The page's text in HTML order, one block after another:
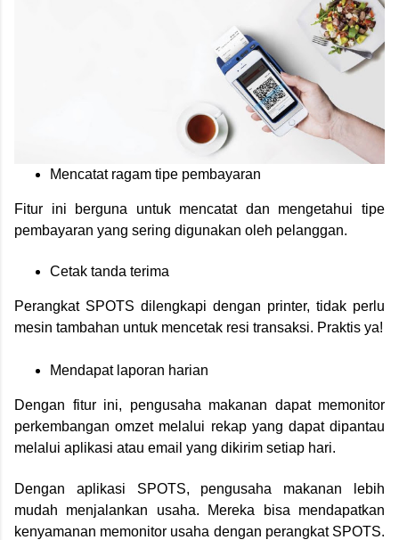
Mencatat ragam tipe pembayaran
Fitur ini berguna untuk mencatat dan mengetahui tipe
pembayaran yang sering digunakan oleh pelanggan.
Cetak tanda terima
Perangkat SPOTS dilengkapi dengan printer, tidak perlu
mesin tambahan untuk mencetak resi transaksi. Praktis ya!
Mendapat laporan harian
Dengan fitur ini, pengusaha makanan dapat memonitor
perkembangan omzet melalui rekap yang dapat dipantau
melalui aplikasi atau email yang dikirim setiap hari.
Dengan aplikasi SPOTS, pengusaha makanan lebih
mudah menjalankan usaha. Mereka bisa mendapatkan
kenyamanan memonitor usaha dengan perangkat SPOTS.